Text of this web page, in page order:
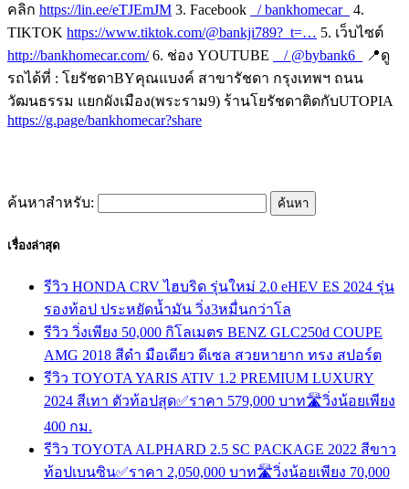
คลิก https://lin.ee/eTJEmJM 3. Facebook / bankhomecar
4.
TIKTOK https://www.tiktok.com/@bankji789?_t=… 5. เว็บไซต์
http://bankhomecar.com/6. ช่อง YOUTUBE / @bybank6
📍ดู
รถได้ที่ : โยรัชดาBYคุณแบงค์ สาขารัชดา กรุงเทพฯ ถนน
วัฒนธรรม แยกผังเมือง(พระราม9) ร้านโยรัชดาติดกับUTOPIA
https://g.page/bankhomecar?share
ค้นหาสำหรับ:
เรื่องล่าสุด
รีวิว HONDA CRV ไฮบริด รุ่นใหม่ 2.0 eHEV ES 2024 รุ่น
รองท้อป ประหยัดน้ำมัน วิ่ง3หมื่นกว่าโล
รีวิว วิ่งเพียง 50,000 กิโลเมตร BENZ GLC250d COUPE
AMG 2018 สีดำ มือเดียว ดีเซล สวยหายาก ทรง สปอร์ต
รีวิว TOYOTA YARIS ATIV 1.2 PREMIUM LUXURY
2024 สีเทา ตัวท้อปสุด✅ราคา 579,000 บาท🛣️วิ่งน้อยเพียง
400 กม.
รีวิว TOYOTA ALPHARD 2.5 SC PACKAGE 2022 สีขาว
ท้อปเบนซิน✅ราคา 2,050,000 บาท🛣️วิ่งน้อยเพียง 70,000